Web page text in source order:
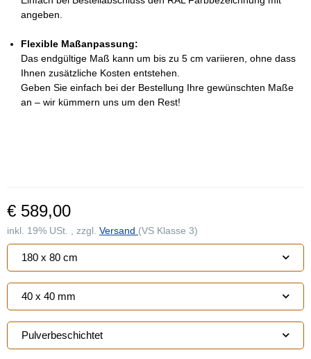
angeben.
Flexible Maßanpassung:
Das endgültige Maß kann um bis zu 5 cm variieren, ohne dass
Ihnen zusätzliche Kosten entstehen.
Geben Sie einfach bei der Bestellung Ihre gewünschten Maße
an – wir kümmern uns um den Rest!
€ 589,00
inkl. 19% USt. , zzgl. Versand (VS Klasse 3)
180 x 80 cm
40 x 40 mm
Pulverbeschichtet